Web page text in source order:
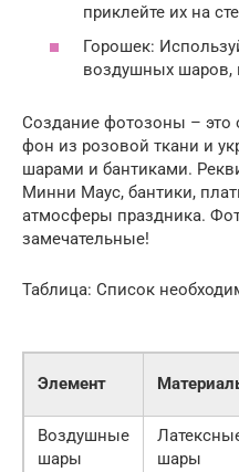
приклейте их на
Горошек:
воздушных шаров,
Создание фотозоны – это
фон из розовой ткани и
шарами и бантиками.
Минни Маус, бантики,
атмосферы праздника.
замечательные!
Таблица: Список
Элемент
Воздушные
шары
шары